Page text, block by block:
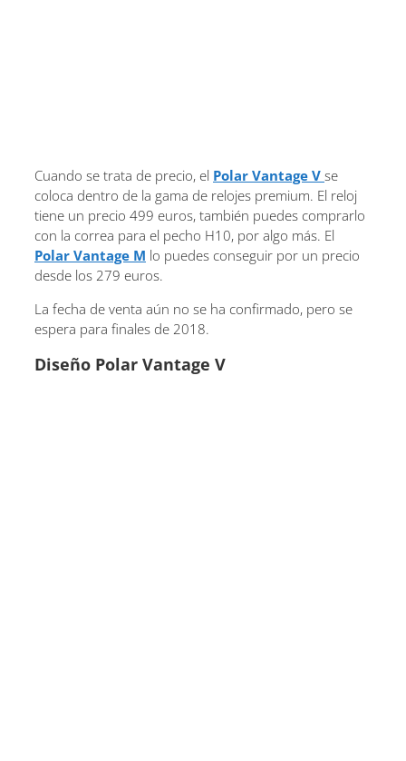
Cuando se trata de precio, el Polar Vantage V se
coloca dentro de la gama de relojes premium. El reloj
tiene un precio 499 euros, también puedes comprarlo
con la correa para el pecho H10, por algo más. El
Polar Vantage M lo puedes conseguir por un precio
desde los 279 euros.
La fecha de venta aún no se ha confirmado, pero se
espera para finales de 2018.
Diseño Polar Vantage V